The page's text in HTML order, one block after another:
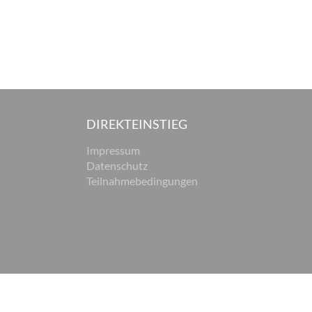
DIREKTEINSTIEG
Impressum
Datenschutz
Teilnahmebedingungen